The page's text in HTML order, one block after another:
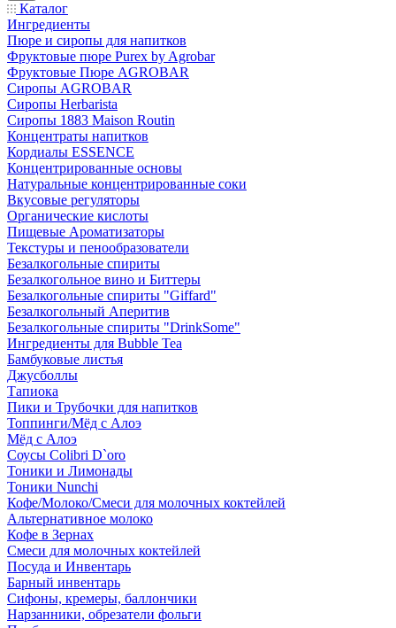
Каталог
Ингредиенты
Пюре и сиропы для напитков
Фруктовые пюре Purex by Agrobar
Фруктовые Пюре AGROBAR
Сиропы AGROBAR
Сиропы Herbarista
Сиропы 1883 Maison Routin
Концентраты напитков
Кордиалы ESSENCE
Концентрированные основы
Натуральные концентрированные соки
Вкусовые регуляторы
Органические кислоты
Пищевые Ароматизаторы
Текстуры и пенообразователи
Безалкогольные спириты
Безалкогольное вино и Биттеры
Безалкогольные спириты "Giffard"
Безалкогольный Аперитив
Безалкогольные спириты "DrinkSome"
Ингредиенты для Bubble Tea
Бамбуковые листья
Джусболлы
Тапиока
Пики и Трубочки для напитков
Топпинги/Мёд с Алоэ
Мёд с Алоэ
Соусы Colibri D`oro
Тоники и Лимонады
Тоники Nunchi
Кофе/Молоко/Смеси для молочных коктейлей
Альтернативное молоко
Кофе в Зернах
Смеси для молочных коктейлей
Посуда и Инвентарь
Барный инвентарь
Сифоны, кремеры, баллончики
Нарзанники, обрезатели фольги